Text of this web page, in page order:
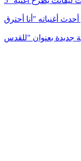
جديدة بعنوان "للقدس